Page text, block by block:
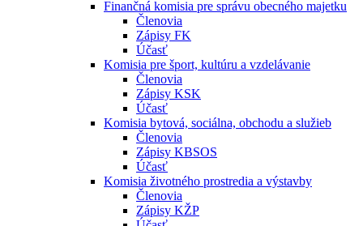
Finančná komisia pre správu obecného majetku
Členovia
Zápisy FK
Účasť
Komisia pre šport, kultúru a vzdelávanie
Členovia
Zápisy KSK
Účasť
Komisia bytová, sociálna, obchodu a služieb
Členovia
Zápisy KBSOS
Účasť
Komisia životného prostredia a výstavby
Členovia
Zápisy KŽP